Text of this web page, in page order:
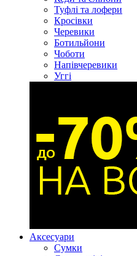
Туфлі та лофери
Кросівки
Черевики
Ботильйони
Чоботи
Напівчеревики
Уггі
Аксесуари
Сумки